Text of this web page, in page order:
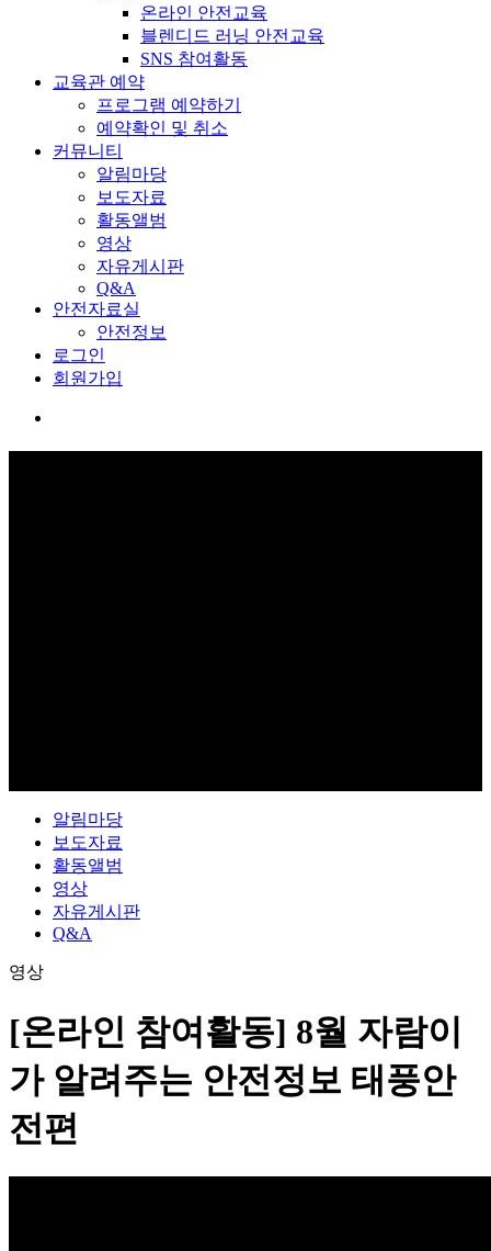
온라인 안전교육
블렌디드 러닝 안전교육
SNS 참여활동
교육관 예약
프로그램 예약하기
예약확인 및 취소
커뮤니티
알림마당
보도자료
활동앨범
영상
자유게시판
Q&A
안전자료실
안전정보
로그인
회원가입
알림마당
보도자료
활동앨범
영상
자유게시판
Q&A
영상
[온라인 참여활동] 8월 자람이
가 알려주는 안전정보 태풍안
전편